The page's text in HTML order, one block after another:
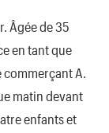
Âgée de 35
en tant que
commerçant A.
matin devant
enfants et